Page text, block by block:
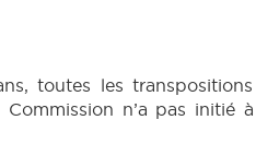
toutes les transpositions
n’a pas initié